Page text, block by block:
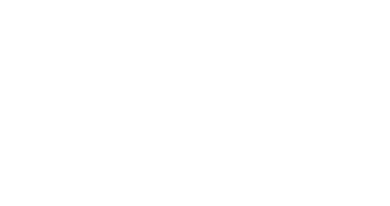
uresničevanja zavez glede financiranja vsebinskih